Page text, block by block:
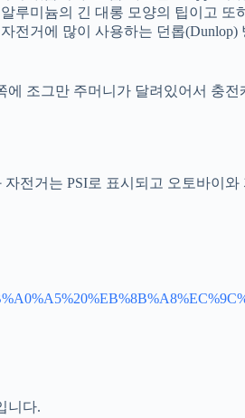
루미늄의 긴 대롱 모양의 팁이고 또
전거에 많이 사용하는 던롭
조그만 주머니가 달려있어서 충
전거는 PSI로 표시되고 오토바이
니다.